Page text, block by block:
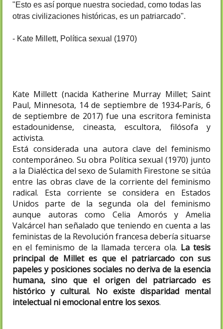
"Esto es así porque nuestra sociedad, como todas las
- Kate Millett, Política sexual (1970)
Kate Millett (nacida Katherine Murray Millet; Saint
Paul, Minnesota, 14 de septiembre de 1934-París, 6
de septiembre de 2017​) fue una escritora feminista
estadounidense, cineasta, escultora, filósofa y
activista.
Está considerada una autora clave del feminismo
contemporáneo.​ Su obra Política sexual (1970) junto
a la Dialéctica del sexo de Sulamith Firestone se sitúa
entre las obras clave de la corriente del feminismo
radical. Esta corriente se considera en Estados
Unidos parte de la segunda ola del feminismo
aunque autoras como Celia Amorós y Amelia
Valcárcel​ han señalado que teniendo en cuenta a las
feministas de la Revolución francesa debería situarse
en el feminismo de la llamada tercera ola.​ La tesis
principal de Millet es que el patriarcado con sus
papeles y posiciones sociales no deriva de la esencia
humana, sino que el origen del patriarcado es
histórico y cultural. No existe disparidad mental
intelectual ni emocional entre los sexos.